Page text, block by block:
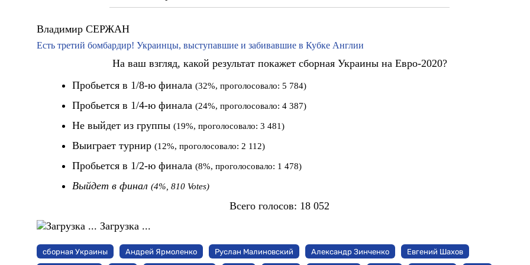
Владимир СЕРЖАН
Есть третий бомбардир! Украинцы, выступавшие и забивавшие в Кубке Англии
На ваш взгляд, какой результат покажет сборная Украины на Евро-2020?
Пробьется в 1/8-ю финала (32%, проголосовало: 5 784)
Пробьется в 1/4-ю финала (24%, проголосовало: 4 387)
Не выйдет из группы (19%, проголосовало: 3 481)
Выиграет турнир (12%, проголосовало: 2 112)
Пробьется в 1/2-ю финала (8%, проголосовало: 1 478)
Выйдет в финал (4%, 810 Votes)
Всего голосов: 18 052
Загрузка ...
сборная Украины Андрей Ярмоленко Руслан Малиновский Александр Зинченко Евгений Шахов